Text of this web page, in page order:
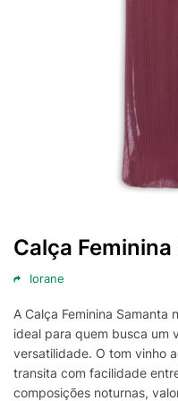
Calça
Iorane
A Calça Feminina Samanta
ideal para quem busca um
versatilidade. O tom vinho
transita com facilidade
composições noturnas,